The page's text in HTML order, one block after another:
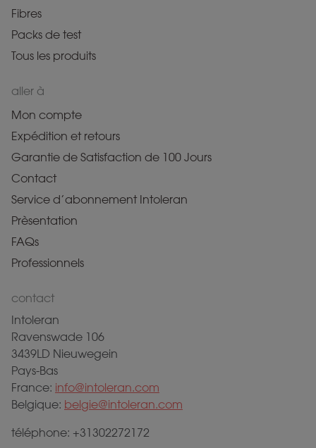
Fibres
Packs de test
Tous les produits
aller à
Mon compte
Expédition et retours
Garantie de Satisfaction de 100 Jours
Contact
Service d’abonnement Intoleran
Prèsentation
FAQs
Professionnels
contact
Intoleran
Ravenswade 106
3439LD Nieuwegein
Pays-Bas
France: info@intoleran.com
Belgique: belgie@intoleran.com
téléphone: +31302272172